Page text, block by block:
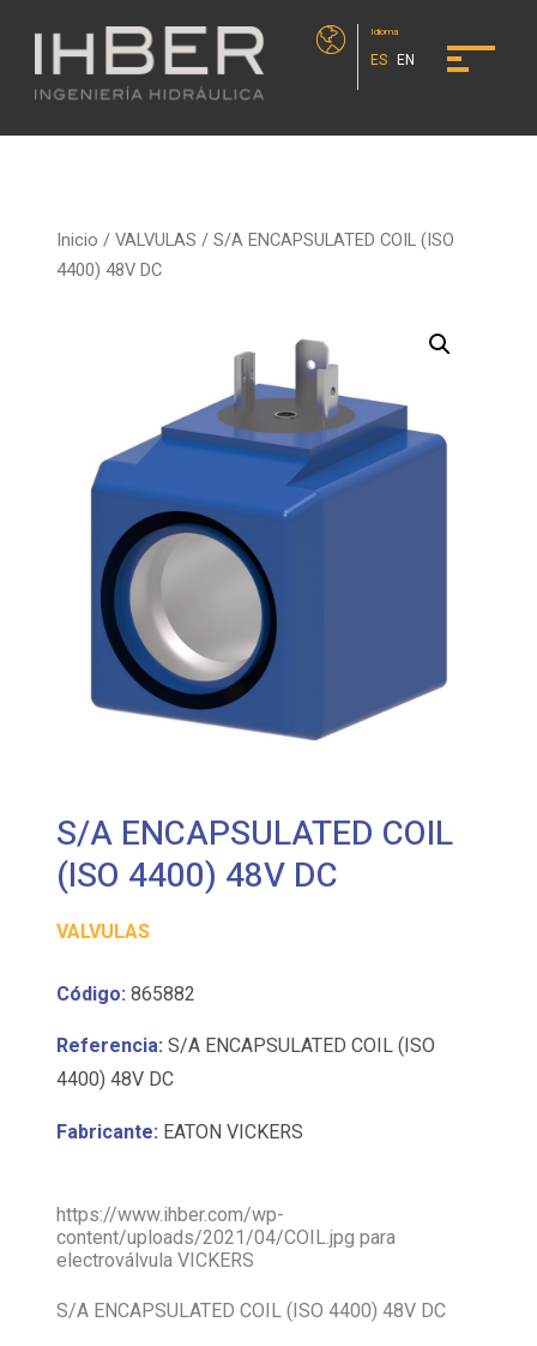
Idioma
ES EN
Inicio /VALVULAS / S/A ENCAPSULATED COIL (ISO
4400) 48V DC
S/A ENCAPSULATED COIL
(ISO 4400) 48V DC
VALVULAS
Código: 865882
Referencia: S/A ENCAPSULATED COIL (ISO
4400) 48V DC
Fabricante: EATON VICKERS
https://www.ihber.com/wp-
content/uploads/2021/04/COIL.jpg para
electroválvula VICKERS
S/A ENCAPSULATED COIL (ISO 4400) 48V DC